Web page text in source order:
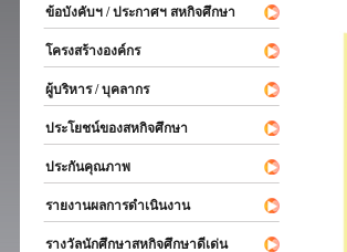
ข้อบังคับฯ / ประกาศฯ สหกิจศึกษา
โครงสร้างองค์กร
ผู้บริหาร / บุคลากร
ประโยชน์ของสหกิจศึกษา
ประกันคุณภาพ
รายงานผลการดำเนินงาน
รางวัลนักศึกษาสหกิจศึกษาดีเด่น